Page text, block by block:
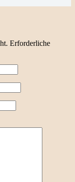
Erforderliche